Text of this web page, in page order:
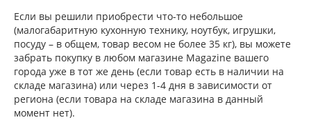
Если вы решили приобрести что-то небольшое
(малогабаритную кухонную технику, ноутбук, игрушки,
посуду – в общем, товар весом не более 35 кг), вы можете
забрать покупку в любом магазине Magazine вашего
города уже в тот же день (если товар есть в наличии на
складе магазина) или через 1-4 дня в зависимости от
региона (если товара на складе магазина в данный
момент нет).